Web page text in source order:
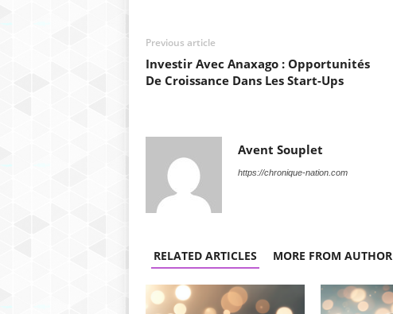
Previous article
Investir Avec Anaxago : Opportunités
De Croissance Dans Les Start-Ups
Avent Souplet
https://chronique-nation.com
RELATED ARTICLES MORE FROM AUTHOR